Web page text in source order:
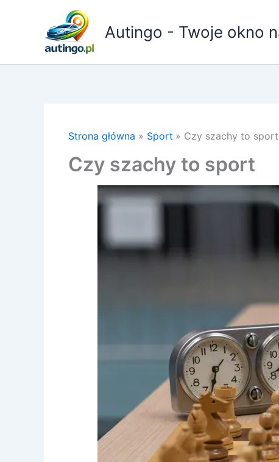
Autingo - Twoje okno
Strona główna Sport Czy szachy to sport
Czy szachy to sport